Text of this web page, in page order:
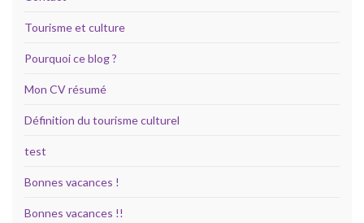
Tourisme et culture
Pourquoi ce blog ?
Mon CV résumé
Définition du tourisme culturel
test
Bonnes vacances !
Bonnes vacances !!